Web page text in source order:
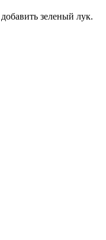
зеленый лук.